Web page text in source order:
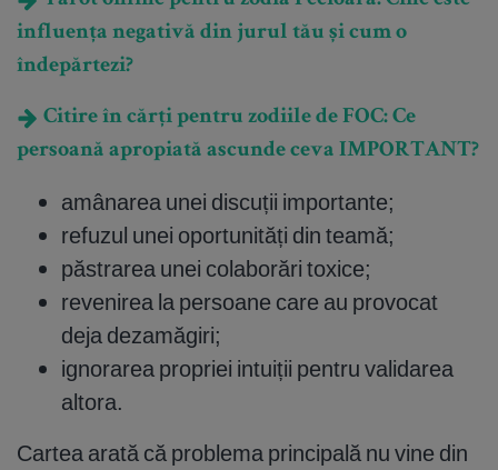
influența negativă din jurul tău și cum o
îndepărtezi?
Citire în cărți pentru zodiile de FOC: Ce
persoană apropiată ascunde ceva IMPORTANT?
amânarea unei discuții importante;
refuzul unei oportunități din teamă;
păstrarea unei colaborări toxice;
revenirea la persoane care au provocat
deja dezamăgiri;
ignorarea propriei intuiții pentru validarea
altora.
Cartea arată că problema principală nu vine din